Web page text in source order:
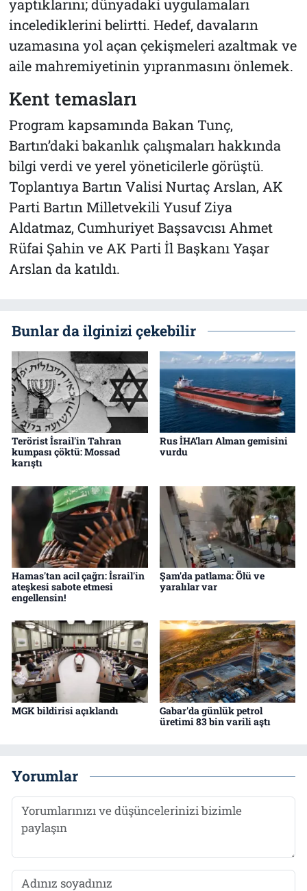
yaptıklarını; dünyadaki uygulamaları
incelediklerini belirtti. Hedef, davaların
uzamasına yol açan çekişmeleri azaltmak ve
aile mahremiyetinin yıpranmasını önlemek.
Kent temasları
Program kapsamında Bakan Tunç,
Bartın’daki bakanlık çalışmaları hakkında
bilgi verdi ve yerel yöneticilerle görüştü.
Toplantıya Bartın Valisi Nurtaç Arslan, AK
Parti Bartın Milletvekili Yusuf Ziya
Aldatmaz, Cumhuriyet Başsavcısı Ahmet
Rüfai Şahin ve AK Parti İl Başkanı Yaşar
Arslan da katıldı.
Bunlar da ilginizi çekebilir
Terörist İsrail'in Tahran
kumpası çöktü: Mossad
karıştı
Rus İHA’ları Alman gemisini
vurdu
Hamas'tan acil çağrı: İsrail'in
ateşkesi sabote etmesi
engellensin!
Şam'da patlama: Ölü ve
yaralılar var
MGK bildirisi açıklandı
Gabar'da günlük petrol
üretimi 83 bin varili aştı
Yorumlar